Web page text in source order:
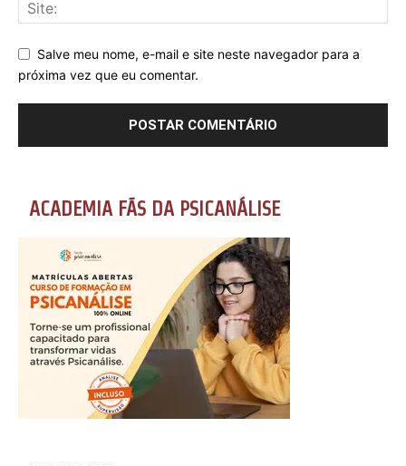
Salve meu nome, e-mail e site neste navegador para a
próxima vez que eu comentar.
ACADEMIA FÃS DA PSICANÁLISE